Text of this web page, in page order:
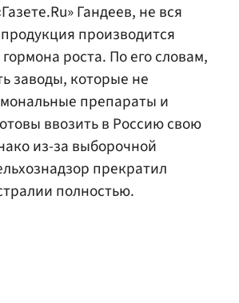
Гандеев, не вся
производится
роста. По его словам,
заводы, которые не
препараты и
ввозить в Россию свою
из-за выборочной
прекратил
полностью.